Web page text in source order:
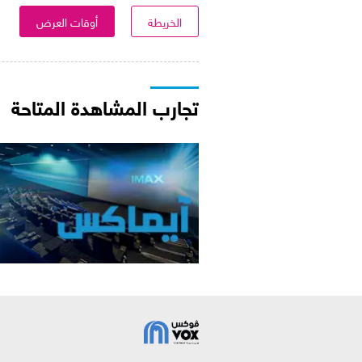
الخريطة أوقات العرض
تجارب المشاهدة المتاحة